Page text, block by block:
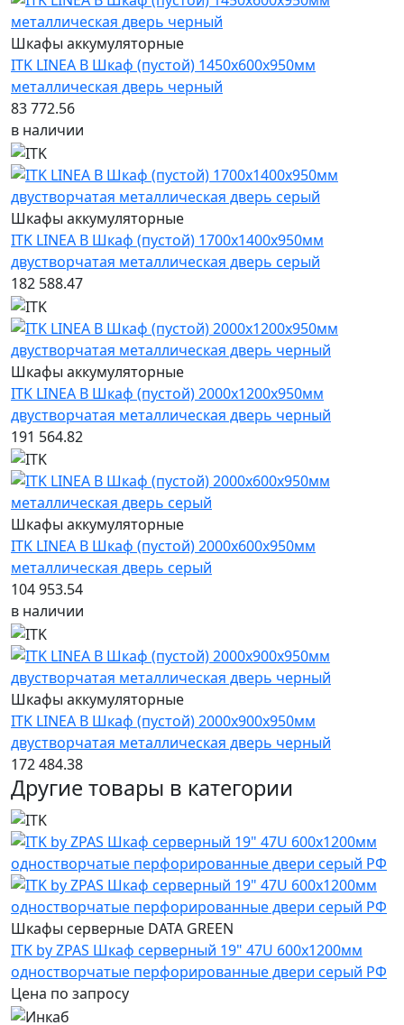
Шкафы аккумуляторные
ITK LINEA B Шкаф (пустой) 1450х600х950мм
металлическая дверь черный
83 772.56
в наличии
Шкафы аккумуляторные
ITK LINEA B Шкаф (пустой) 1700х1400х950мм
двустворчатая металлическая дверь серый
182 588.47
Шкафы аккумуляторные
ITK LINEA B Шкаф (пустой) 2000х1200х950мм
двустворчатая металлическая дверь черный
191 564.82
Шкафы аккумуляторные
ITK LINEA B Шкаф (пустой) 2000х600х950мм
металлическая дверь серый
104 953.54
в наличии
Шкафы аккумуляторные
ITK LINEA B Шкаф (пустой) 2000х900х950мм
двустворчатая металлическая дверь черный
172 484.38
Другие товары в категории
Шкафы серверные DATA GREEN
ITK by ZPAS Шкаф серверный 19" 47U 600х1200мм
одностворчатые перфорированные двери серый РФ
Цена по запросу